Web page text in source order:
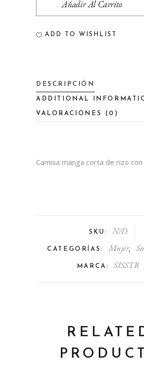
Rizo
Añadir Al Carrito
ADD TO WISHLIST
DESCRIPCIÓN
ADDITIONAL
VALORACIONES (0)
Camisa manga corta de rizo
SKU: N/D
CATEGORÍAS: Mujer,
MARCA: SISSTR